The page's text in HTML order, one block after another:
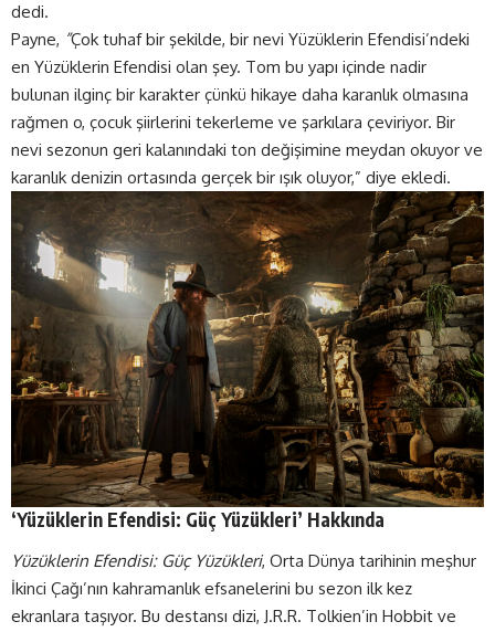
dedi.
Payne, ”Çok tuhaf bir şekilde, bir nevi Yüzüklerin Efendisi’ndeki
en Yüzüklerin Efendisi olan şey. Tom bu yapı içinde nadir
bulunan ilginç bir karakter çünkü hikaye daha karanlık olmasına
rağmen o, çocuk şiirlerini tekerleme ve şarkılara çeviriyor. Bir
nevi sezonun geri kalanındaki ton değişimine meydan okuyor ve
karanlık denizin ortasında gerçek bir ışık oluyor,” diye ekledi.
‘Yüzüklerin Efendisi: Güç Yüzükleri’ Hakkında
Yüzüklerin Efendisi: Güç Yüzükleri, Orta Dünya tarihinin meşhur
İkinci Çağı’nın kahramanlık efsanelerini bu sezon ilk kez
ekranlara taşıyor. Bu destansı dizi, J.R.R. Tolkien’in Hobbit ve